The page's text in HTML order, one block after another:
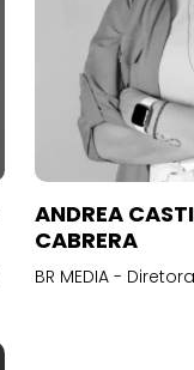
ANDREA
CABRERA
BR MEDIA -